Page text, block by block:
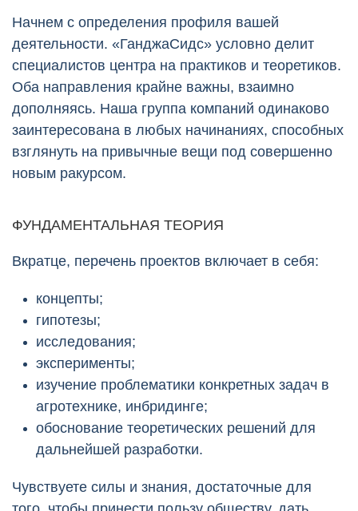
Начнем с определения профиля вашей
деятельности. «ГанджаСидс» условно делит
специалистов центра на практиков и теоретиков.
Оба направления крайне важны, взаимно
дополняясь. Наша группа компаний одинаково
заинтересована в любых начинаниях, способных
взглянуть на привычные вещи под совершенно
новым ракурсом.
ФУНДАМЕНТАЛЬНАЯ ТЕОРИЯ
Вкратце, перечень проектов включает в себя:
концепты;
гипотезы;
исследования;
эксперименты;
изучение проблематики конкретных задач в
агротехнике, инбридинге;
обоснование теоретических решений для
дальнейшей разработки.
Чувствуете силы и знания, достаточные для